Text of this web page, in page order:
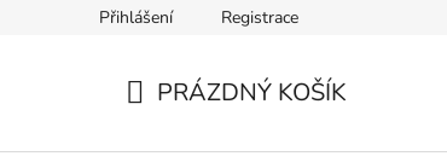
Přihlášení Registrace
PRÁZDNÝ KOŠÍK